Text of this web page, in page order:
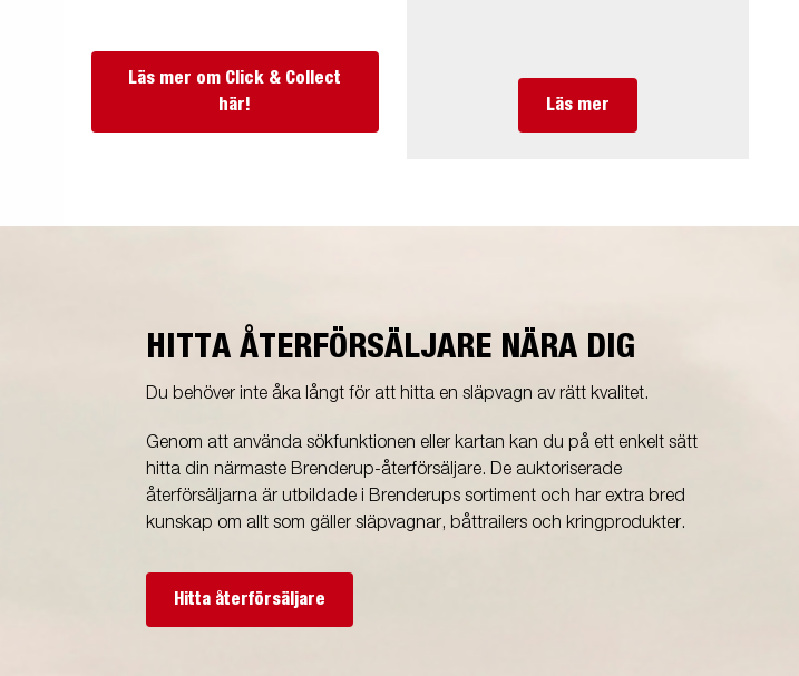
Läs mer om Click & Collect
här!
Läs mer
HITTA ÅTERFÖRSÄLJARE NÄRA DIG
Du behöver inte åka långt för att hitta en släpvagn av rätt kvalitet.
Genom att använda sökfunktionen eller kartan kan du på ett enkelt sätt
hitta din närmaste Brenderup-återförsäljare. De auktoriserade
återförsäljarna är utbildade i Brenderups sortiment och har extra bred
kunskap om allt som gäller släpvagnar, båttrailers och kringprodukter.
Hitta återförsäljare